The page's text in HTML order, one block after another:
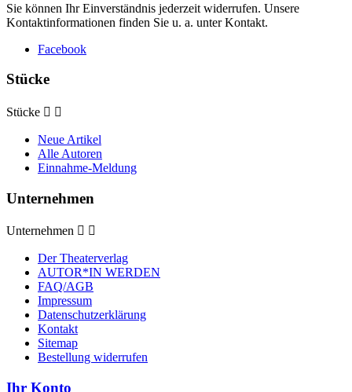
Sie können Ihr Einverständnis jederzeit widerrufen. Unsere
Kontaktinformationen finden Sie u. a. unter Kontakt.
Facebook
Stücke
Stücke  
Neue Artikel
Alle Autoren
Einnahme-Meldung
Unternehmen
Unternehmen  
Der Theaterverlag
AUTOR*IN WERDEN
FAQ/AGB
Impressum
Datenschutzerklärung
Kontakt
Sitemap
Bestellung widerrufen
Ihr Konto